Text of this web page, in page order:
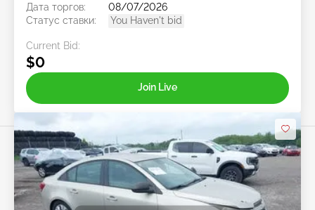
Дата торгов:
08/07/2026
Статус ставки:
You Haven't bid
Current Bid:
$0
Join Live